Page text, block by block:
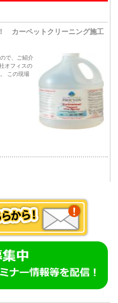
カーペットクリーニング施工
で、ご紹介
オフィスの
この現場